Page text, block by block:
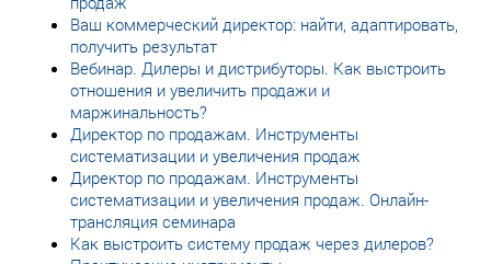
Ваш коммерческий директор: найти, адаптировать,
получить результат
Вебинар. Дилеры и дистрибуторы. Как выстроить
отношения и увеличить продажи и
маржинальность?
Директор по продажам. Инструменты
систематизации и увеличения продаж
Директор по продажам. Инструменты
систематизации и увеличения продаж. Онлайн-
трансляция семинара
Как выстроить систему продаж через дилеров?